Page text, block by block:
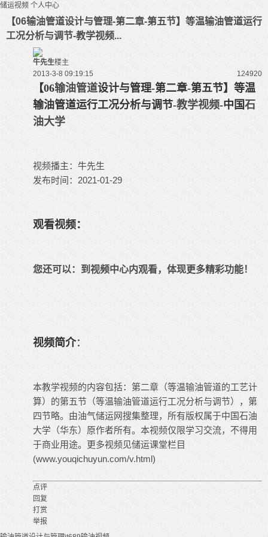
储运视频 个人中心
【06输油管道设计与管理-第二章-第五节】等温输油管道运行
工况分析与调节-教学视频...
牛先生楼主
2013-3-8 09:19:15
124920
【06输油管道设计与管理-第二章-第五节】等温
输油管道运行工况分析与调节-教学视频-中国石
油大学
视频播主：牛先生
发布时间：2021-01-29
观看视频：
您还可以： 到视频中心内观看，体现更多精彩功能！
视频简介：
本教学视频的内容包括：第二章（等温输油管道的工艺计
算）的第五节（等温输油管道运行工况分析与调节），第
四节略。由油气储运网搜集整理，所有版权属于中国石油
大学（华东）原作者所有。本视频仅限学习交流，不得用
于商业用途。更多视频见储运课堂栏目
(www.youqichuyun.com/v.html)
点评
回复
打赏
举报